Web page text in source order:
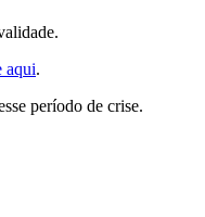
aqui.
período de crise.